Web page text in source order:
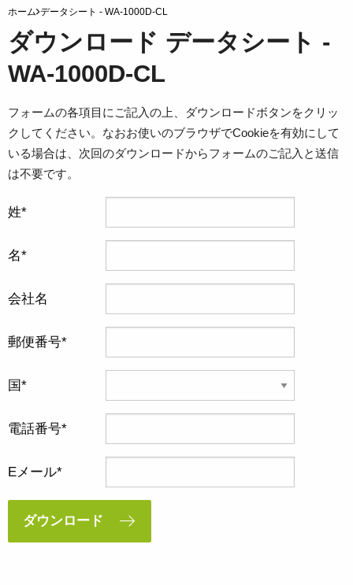
ホーム データシート - WA-1000D-CL
ダウンロード データシート -
WA-1000D-CL
フォームの各項目にご記入の上、ダウンロードボタンをクリッ
クしてください。なおお使いのブラウザでCookieを有効にして
いる場合は、次回のダウンロードからフォームのご記入と送信
は不要です。
姓
名
会社名
郵便番号
国
電話番号
Eメール
ダウンロード